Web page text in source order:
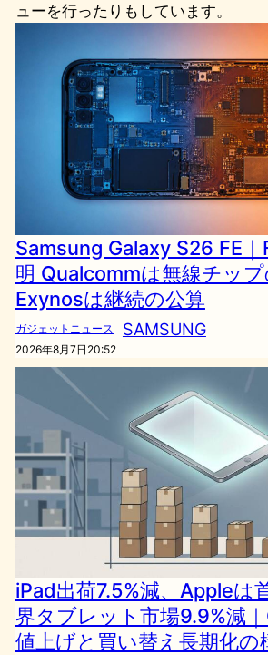
ューを行ったりもしています。
Samsung Galaxy S26 FE
明 Qualcommは無線チップ
Exynosは継続の公算
ガジェットニュース SAMSUNG
2026年8月7日20:52
iPad出荷7.5%減、Appleは
界タブレット市場9.9%減
値上げと買い替え長期化の